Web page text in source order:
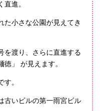
進。
た小さな公園が見えてき
を渡り、さらに直進する
」 が見えます。
。
古いビルの第一雨宮ビル